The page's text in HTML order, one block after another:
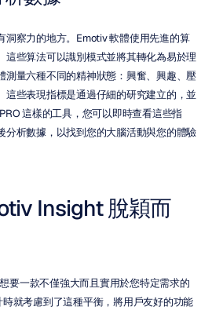
洞察力的地方。Emotiv 軟體使用先進的算
這些算法可以識別模式並將其轉化為易於理
測量六種不同的精神狀態：興奮、興趣、壓
這些表現指標是通過仔細的研究建立的，並
這樣的工具，您可以即時查看這些指
分析數據，以找到您的大腦活動與您的體驗
Insight 脫穎而
要一款不僅強大而且實用於您特定需求的
就考慮到了這種平衡，將用戶友好的功能